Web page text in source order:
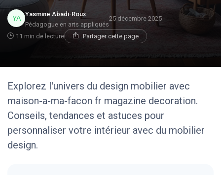
Yasmine Abadi-Roux
Pédagogue en arts appliqués
25 décembre 2025
11 min de lecture Partager cette page
Explorez l'univers du design mobilier avec
maison-a-ma-facon fr magazine decoration.
Conseils, tendances et astuces pour
personnaliser votre intérieur avec du mobilier
design.